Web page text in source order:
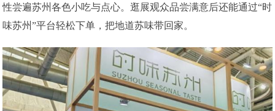
性尝遍苏州各色小吃与点心。逛展观众品尝满意后还能通过“时
味苏州”平台轻松下单，把地道苏味带回家。